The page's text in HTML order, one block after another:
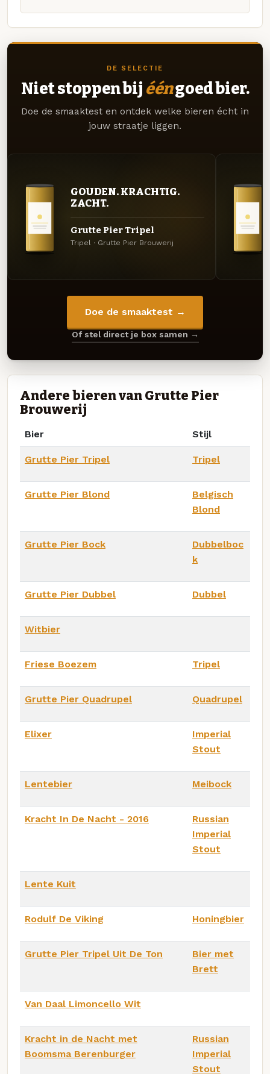
DE SELECTIE
Niet stoppen bij ééngoed bier.
Doe de smaaktest en ontdek welke bieren écht in
jouw straatje liggen.
GOUDEN. KRACHTIG.
ZACHT.
Grutte Pier Tripel
Tripel · Grutte Pier Brouwerij
Doe de smaaktest →
Of stel direct je box samen →
Andere bieren van Grutte Pier
Brouwerij
Bier Stijl
Grutte Pier Tripel Tripel
Grutte Pier Blond
Belgisch
Blond
Grutte Pier Bock
Dubbelboc
k
Grutte Pier Dubbel Dubbel
Witbier
Friese Boezem Tripel
Grutte Pier Quadrupel Quadrupel
Elixer
Imperial
Stout
Lentebier Meibock
Kracht In De Nacht - 2016
Russian
Imperial
Stout
Lente Kuit
Rodulf De Viking Honingbier
Grutte Pier Tripel Uit De Ton
Bier met
Brett
Van Daal Limoncello Wit
Kracht in de Nacht met
Boomsma Berenburger
Russian
Imperial
Stout